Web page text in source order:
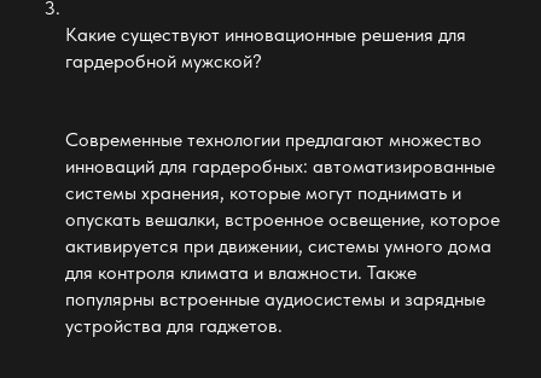
Какие существуют инновационные решения для
гардеробной мужской?
Современные технологии предлагают множество
инноваций для гардеробных: автоматизированные
системы хранения, которые могут поднимать и
опускать вешалки, встроенное освещение, которое
активируется при движении, системы умного дома
для контроля климата и влажности. Также
популярны встроенные аудиосистемы и зарядные
устройства для гаджетов.